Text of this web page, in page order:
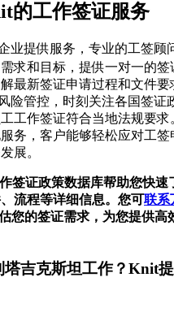
的工作签证服务
业提供服务，专业的工签顾
和目标，提供一对一的签
最新签证申请过程和文件要
险管控，时刻关注各国签证
工作签证符合当地法规要求
务，客户能够轻松应对工签
展。
签证政策数据库帮助您快速
流程等详细信息。您可联系
您的签证需求，为您提供高
塔吉克斯坦工作？Knit